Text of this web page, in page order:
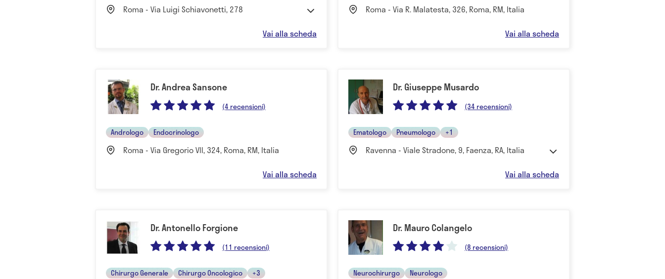
Roma - Via Luigi Schiavonetti, 278
Vai alla scheda
Roma - Via R. Malatesta, 326, Roma, RM, Italia
Vai alla scheda
Dr. Andrea Sansone
(4 recensioni)
Andrologo Endocrinologo
Roma - Via Gregorio VII, 324, Roma, RM, Italia
Vai alla scheda
Dr. Giuseppe Musardo
(34 recensioni)
Ematologo Pneumologo +1
Ravenna - Viale Stradone, 9, Faenza, RA, Italia
Vai alla scheda
Dr. Antonello Forgione
(11 recensioni)
Chirurgo Generale Chirurgo Oncologico +3
Dr. Mauro Colangelo
(8 recensioni)
Neurochirurgo Neurologo